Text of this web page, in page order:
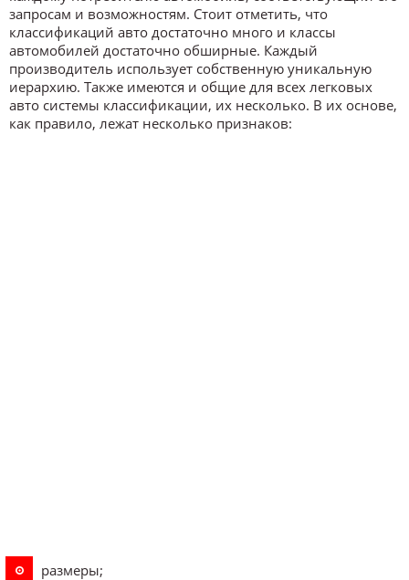
запросам и возможностям. Стоит отметить, что
классификаций авто достаточно много и классы
автомобилей достаточно обширные. Каждый
производитель использует собственную уникальную
иерархию. Также имеются и общие для всех легковых
авто системы классификации, их несколько. В их основе,
как правило, лежат несколько признаков:
размеры;